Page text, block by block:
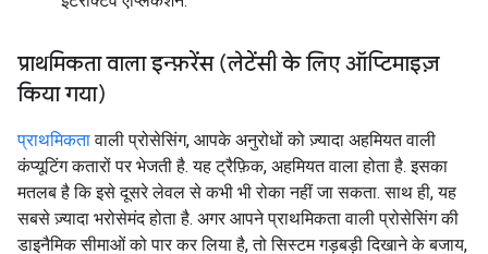
प्राथमिकता वाला इन्फ़रेंस (लेटेंसी के लिए ऑप्टिमाइज़
किया गया)
प्राथमिकतावाली प्रोसेसिंग, आपके अनुरोधों को ज़्यादा अहमियत वाली
कंप्यूटिंग कतारों पर भेजती है. यह ट्रैफ़िक, अहमियत वाला होता है. इसका
मतलब है कि इसे दूसरे लेवल से कभी भी रोका नहीं जा सकता. साथ ही, यह
सबसे ज़्यादा भरोसेमंद होता है. अगर आपने प्राथमिकता वाली प्रोसेसिंग की
डाइनैमिक सीमाओं को पार कर लिया है, तो सिस्टम गड़बड़ी दिखाने के बजाय,